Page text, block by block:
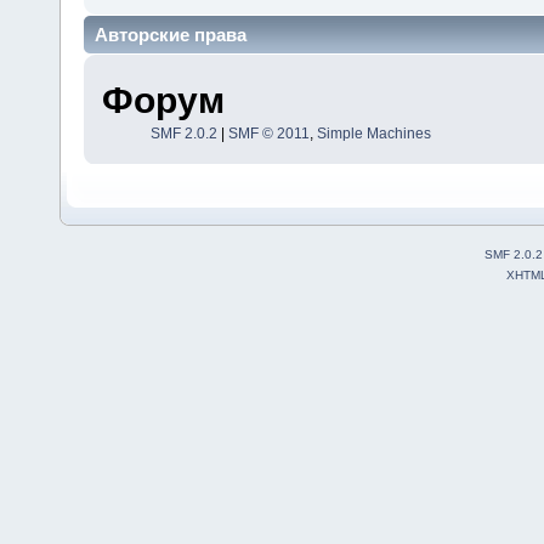
Авторские права
Форум
SMF 2.0.2 | SMF © 2011 Simple Machines
SMF 2.0.2